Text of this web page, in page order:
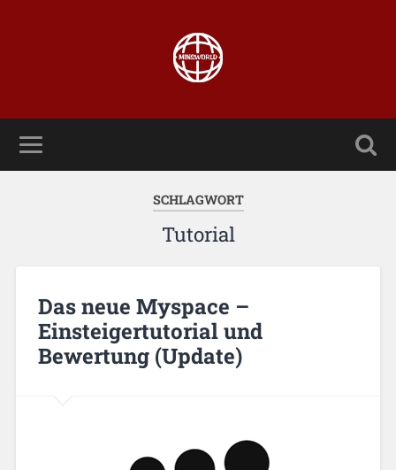
SCHLAGWORT
Tutorial
Das neue Myspace –
Einsteigertutorial und
Bewertung (Update)